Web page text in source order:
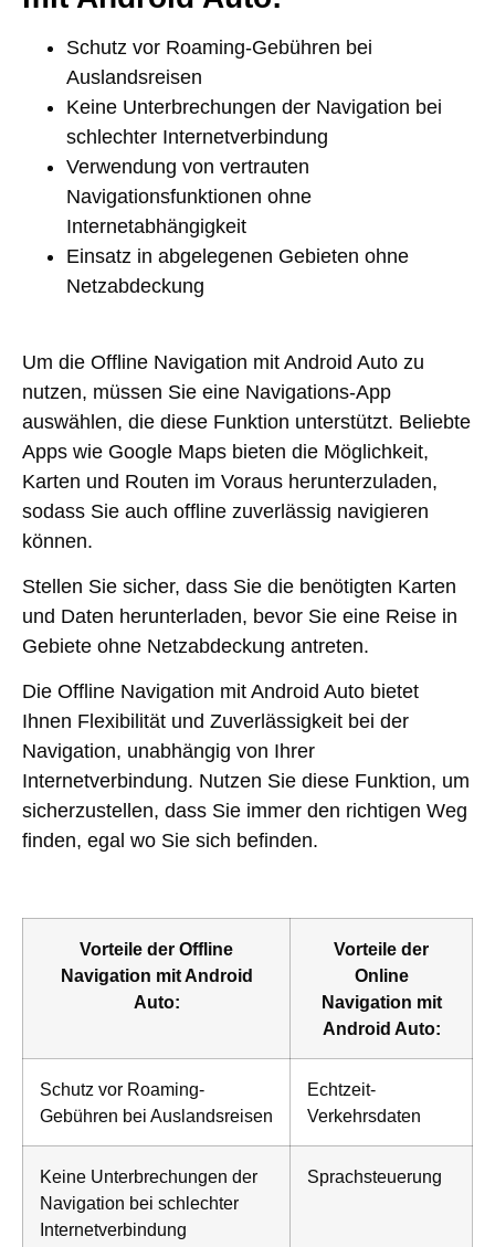
Schutz vor Roaming-Gebühren bei
Auslandsreisen
Keine Unterbrechungen der Navigation bei
schlechter Internetverbindung
Verwendung von vertrauten
Navigationsfunktionen ohne
Internetabhängigkeit
Einsatz in abgelegenen Gebieten ohne
Netzabdeckung
Um die Offline Navigation mit Android Auto zu
nutzen, müssen Sie eine Navigations-App
auswählen, die diese Funktion unterstützt. Beliebte
Apps wie Google Maps bieten die Möglichkeit,
Karten und Routen im Voraus herunterzuladen,
sodass Sie auch offline zuverlässig navigieren
können.
Stellen Sie sicher, dass Sie die benötigten Karten
und Daten herunterladen, bevor Sie eine Reise in
Gebiete ohne Netzabdeckung antreten.
Die Offline Navigation mit Android Auto bietet
Ihnen Flexibilität und Zuverlässigkeit bei der
Navigation, unabhängig von Ihrer
Internetverbindung. Nutzen Sie diese Funktion, um
sicherzustellen, dass Sie immer den richtigen Weg
finden, egal wo Sie sich befinden.
Vorteile der Offline
Navigation mit Android
Auto:
Vorteile der
Online
Navigation mit
Android Auto:
Schutz vor Roaming-
Gebühren bei Auslandsreisen
Echtzeit-
Verkehrsdaten
Keine Unterbrechungen der
Navigation bei schlechter
Internetverbindung
Sprachsteuerung